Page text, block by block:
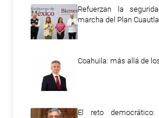
Refuerzan la
marcha del Plan Cuautla
Coahuila: más allá de
El reto